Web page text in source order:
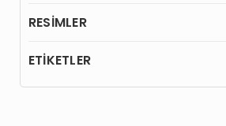
RESİMLER
ETİKETLER